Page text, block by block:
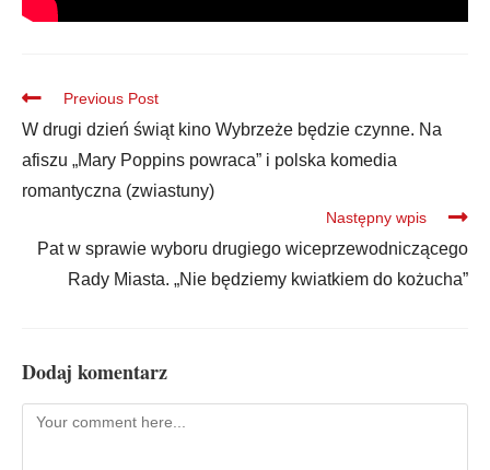
Previous Post
W drugi dzień świąt kino Wybrzeże będzie czynne. Na
afiszu „Mary Poppins powraca” i polska komedia
romantyczna (zwiastuny)
Następny wpis
Pat w sprawie wyboru drugiego wiceprzewodniczącego
Rady Miasta. „Nie będziemy kwiatkiem do kożucha”
Dodaj komentarz